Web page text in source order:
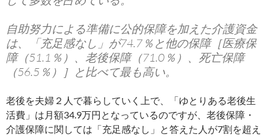
自助努力による準備に公的保障を加えた介護資金
は、「充足感なし」が74.7％と他の保障［医療保
障（51.1％）、老後保障（71.0％）、死亡保障
（56.5％）］と比べて最も高い。
老後を夫婦２人で暮らしていく上で、「ゆとりある老後生
活費」は月額34.9万円となっているのですが、老後保障・
介護保障に関しては「充足感なし」と答えた人が7割を超え